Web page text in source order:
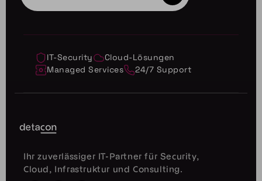
IT-Security
Cloud-Lösungen
Managed Services
24/7 Support
Ihr zuverlässiger IT-Partner für Security,
Cloud, Infrastruktur und Consulting.